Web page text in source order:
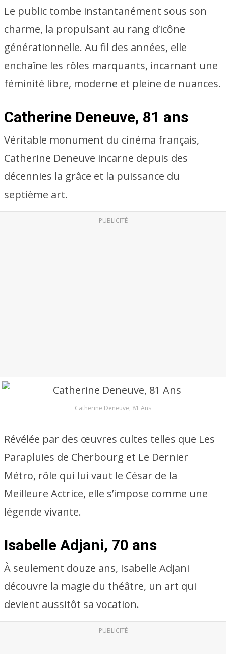
Le public tombe instantanément sous son
charme, la propulsant au rang d’icône
générationnelle. Au fil des années, elle
enchaîne les rôles marquants, incarnant une
féminité libre, moderne et pleine de nuances.
Catherine Deneuve, 81 ans
Véritable monument du cinéma français,
Catherine Deneuve incarne depuis des
décennies la grâce et la puissance du
septième art.
PUBLICITÉ
Catherine Deneuve, 81 Ans
Révélée par des œuvres cultes telles que Les
Parapluies de Cherbourg et Le Dernier
Métro, rôle qui lui vaut le César de la
Meilleure Actrice, elle s’impose comme une
légende vivante.
Isabelle Adjani, 70 ans
À seulement douze ans, Isabelle Adjani
découvre la magie du théâtre, un art qui
devient aussitôt sa vocation.
PUBLICITÉ